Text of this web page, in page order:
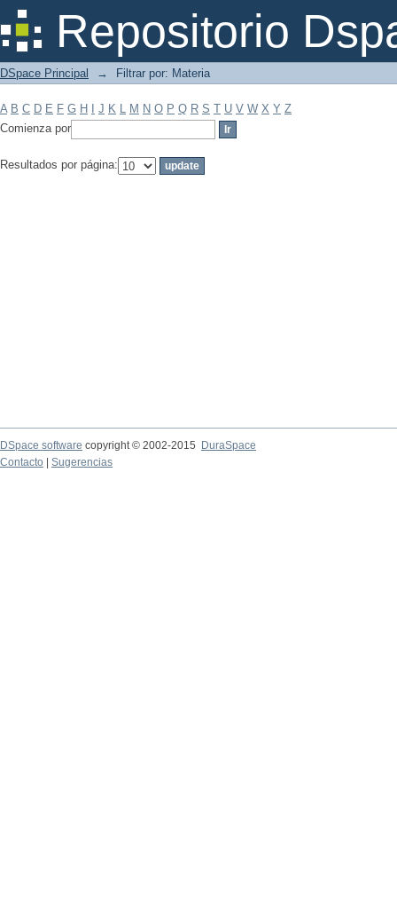
Repositorio
Filtrar por: Materia
DSpace Principal → Filtrar por: Materia
A B C D E F G H J K L M N O P Q R S T U V W X Y Z
Comienza por
Resultados por página:
DSpace software copyright © 2002-2015
DuraSpace
Contacto
Sugerencias